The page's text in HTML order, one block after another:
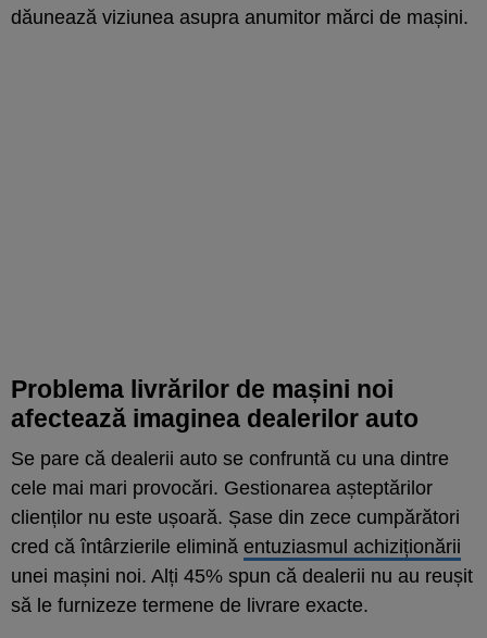
dăunează viziunea asupra anumitor mărci de mașini.
Problema livrărilor de mașini noi
afectează imaginea dealerilor auto
Se pare că dealerii auto se confruntă cu una dintre
cele mai mari provocări. Gestionarea așteptărilor
clienților nu este ușoară. Șase din zece cumpărători
cred că întârzierile elimină entuziasmul achiziționării
unei mașini noi. Alți 45% spun că dealerii nu au reușit
să le furnizeze termene de livrare exacte.